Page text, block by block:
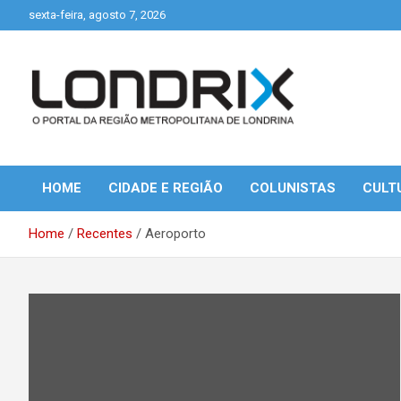
to
sexta-feira, agosto 7, 2026
Londrix
HOME CIDADE E REGIÃO COLUNISTAS
Home Recentes Aeroporto